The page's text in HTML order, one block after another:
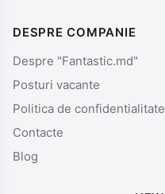
DESPRE COMPANIE
Despre "Fantastic.md"
Posturi vacante
Politica de confidentialitate
Contacte
Blog